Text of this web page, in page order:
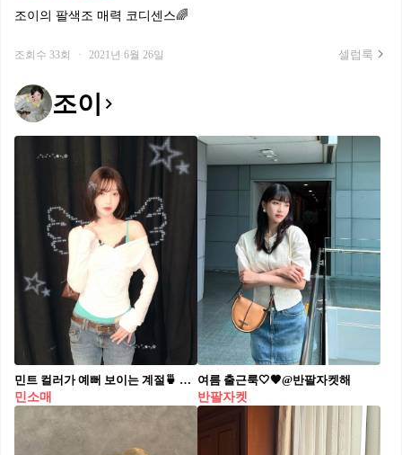
조이의 팔색조 매력 코디센스🌈
조회수 33회 · 2021년 6월 26일 셀럽룩
조이
민트 컬러가 예뻐 보이는 계절🍵 청량한 무드로 완성하는 민트코어 스타일링🩵🌿
민소매
여름 출근룩🤍🧡@반팔자켓해​
반팔자켓